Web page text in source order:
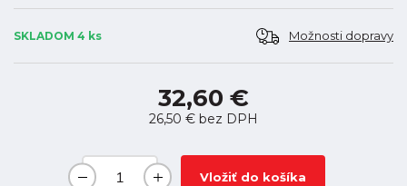
SKLADOM 4 ks Možnosti dopravy
32,60 €
26,50 € bez DPH
Vložiť do košíka